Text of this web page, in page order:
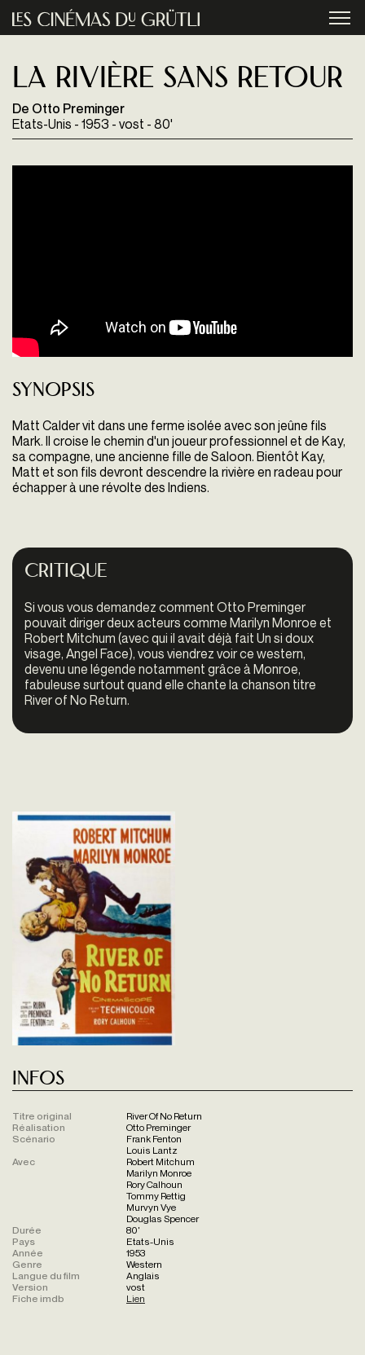
Aller au contenu principal
La Rivière Sans Retour
De Otto Preminger
Etats-Unis - 1953 - vost - 80'
Synopsis
Matt Calder vit dans une ferme isolée avec son jeûne fils
Mark. Il croise le chemin d'un joueur professionnel et de Kay,
sa compagne, une ancienne fille de Saloon. Bientôt Kay,
Matt et son fils devront descendre la rivière en radeau pour
échapper à une révolte des Indiens.
Critique
Si vous vous demandez comment Otto Preminger
pouvait diriger deux acteurs comme Marilyn Monroe et
Robert Mitchum (avec qui il avait déjà fait Un si doux
visage, Angel Face), vous viendrez voir ce western,
devenu une légende notamment grâce à Monroe,
fabuleuse surtout quand elle chante la chanson titre
River of No Return.
Infos
Titre original
River Of No Return
Réalisation
Otto Preminger
Scénario
Frank Fenton
Louis Lantz
Avec
Robert Mitchum
Marilyn Monroe
Rory Calhoun
Tommy Rettig
Murvyn Vye
Douglas Spencer
Durée
80'
Pays
Etats-Unis
Année
1953
Genre
Western
Langue du film
Anglais
Version
vost
Fiche imdb
Lien